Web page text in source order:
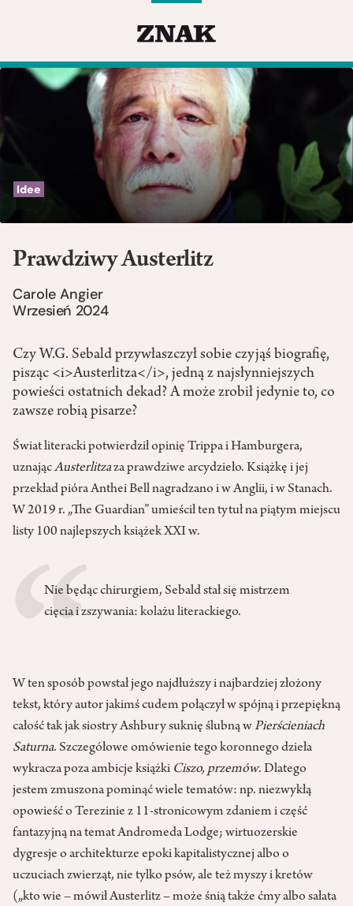
Idee
Prawdziwy Austerlitz
Carole Angier
Wrzesień 2024
Czy W.G. Sebald przywłaszczył sobie czyjąś biografię,
pisząc <i>Austerlitza</i>, jedną z najsłynniejszych
powieści ostatnich dekad? A może zrobił jedynie to, co
zawsze robią pisarze?
Świat literacki potwierdził opinię Trippa i Hamburgera,
uznającAusterlitzaza prawdziwe arcydzieło. Książkę i jej
przekład pióra Anthei Bell nagradzano i w Anglii, i w Stanach.
W 2019 r. „The Guardian” umieścił ten tytuł na piątym miejscu
listy 100 najlepszych książek XXI w.
Nie będąc chirurgiem, Sebald stał się mistrzem
cięcia i zszywania: kolażu literackiego.
W ten sposób powstał jego najdłuższy i najbardziej złożony
tekst, który autor jakimś cudem połączył w spójną i przepiękną
całość tak jak siostry Ashbury suknię ślubną wPierścieniach
Saturna. Szczegółowe omówienie tego koronnego dzieła
wykracza poza ambicje książki Ciszo, przemów. Dlatego
jestem zmuszona pominąć wiele tematów: np. niezwykłą
opowieść o Terezinie z 11-stronicowym zdaniem i część
fantazyjną na temat Andromeda Lodge; wirtuozerskie
dygresje o architekturze epoki kapitalistycznej albo o
uczuciach zwierząt, nie tylko psów, ale też myszy i kretów
(„kto wie – mówił Austerlitz – może śnią także ćmy albo sałata